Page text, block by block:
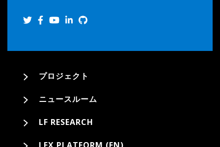
プロジェクト
ニュースルーム
LF RESEARCH